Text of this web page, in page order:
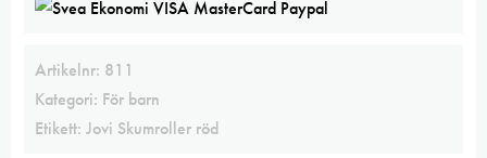
Artikelnr: 811
Kategori: För barn
Etikett: Jovi Skumroller röd